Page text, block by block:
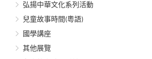
弘揚中華文化系列活動
兒童故事時間(粵語)
國學講座
其他展覽